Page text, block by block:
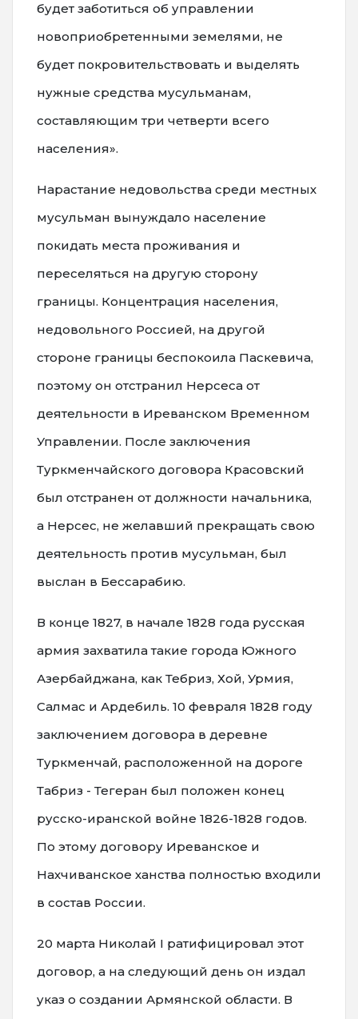
будет заботиться об управлении
новоприобретенными земелями, не
будет покровительствовать и выделять
нужные средства мусульманам,
составляющим три четверти всего
населения».
Нарастание недовольства среди местных
мусульман вынуждало население
покидать места проживания и
переселяться на другую сторону
границы. Концентрация населения,
недовольного Россией, на другой
стороне границы беспокоила Паскевича,
поэтому он отстранил Нерсеса от
деятельности в Иреванском Временном
Управлении. После заключения
Туркменчайского договора Красовский
был отстранен от должности начальника,
а Нерсес, не желавший прекращать свою
деятельность против мусульман, был
выслан в Бессарабию.
В конце 1827, в начале 1828 года русская
армия захватила такие города Южного
Азербайджана, как Тебриз, Хой, Урмия,
Салмас и Ардебиль. 10 февраля 1828 году
заключением договора в деревне
Туркменчай, расположенной на дороге
Табриз - Тегеран был положен конец
русско-иранской войне 1826-1828 годов.
По этому договору Иреванское и
Нахчиванское ханства полностью входили
в состав России.
20 марта Николай I ратифицировал этот
договор, а на следующий день он издал
указ о создании Армянской области. В